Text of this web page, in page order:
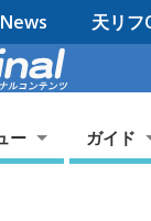
天リ
ー ガイド